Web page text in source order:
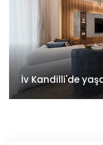
İv Kandilli'de